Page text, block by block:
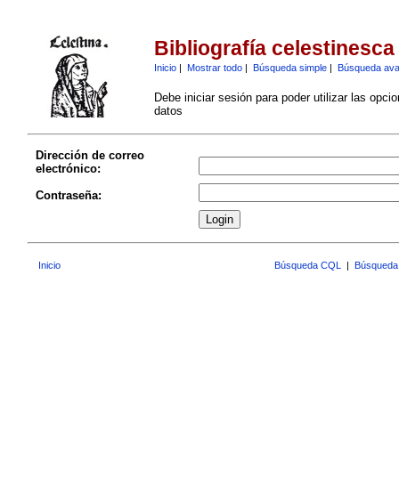
Bibliografía celestinesca
Inicio| Mostrar todo| Búsqueda simple| Búsqueda
Debe iniciar sesión para poder utilizar las
datos
Dirección de correo
electrónico:
Contraseña:
Inicio Búsqueda CQL |